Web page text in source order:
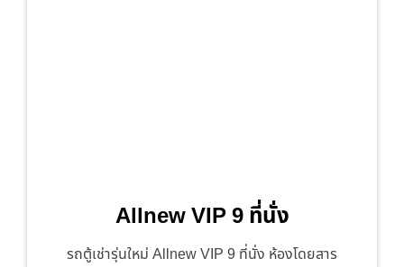
Allnew VIP 9 ที่นั่ง
รถตู้เช่ารุ่นใหม่ Allnew VIP 9 ที่นั่ง ห้องโดยสาร